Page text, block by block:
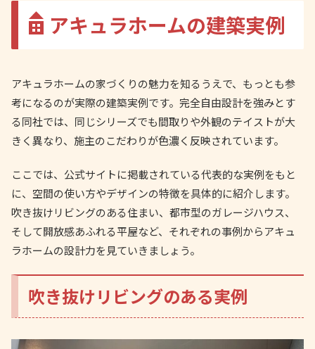
アキュラホームの建築実例
アキュラホームの家づくりの魅力を知るうえで、もっとも参
考になるのが実際の建築実例です。完全自由設計を強みとす
る同社では、同じシリーズでも間取りや外観のテイストが大
きく異なり、施主のこだわりが色濃く反映されています。
ここでは、公式サイトに掲載されている代表的な実例をもと
に、空間の使い方やデザインの特徴を具体的に紹介します。
吹き抜けリビングのある住まい、都市型のガレージハウス、
そして開放感あふれる平屋など、それぞれの事例からアキュ
ラホームの設計力を見ていきましょう。
吹き抜けリビングのある実例